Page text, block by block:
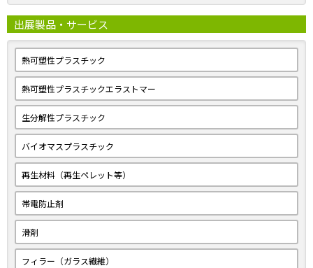
出展製品・サービス
熱可塑性プラスチック
熱可塑性プラスチックエラストマー
生分解性プラスチック
バイオマスプラスチック
再生材料（再生ペレット等）
帯電防止剤
滑剤
フィラー（ガラス繊維）